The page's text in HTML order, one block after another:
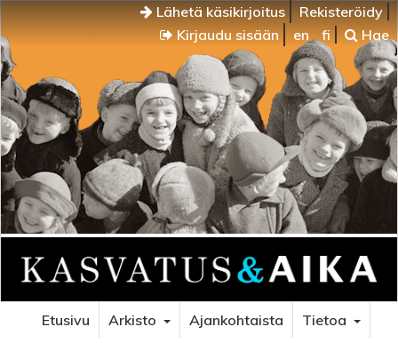
Lähetä käsikirjoitus
Rekisteröidy
Kirjaudu sisään
en fi Hae
Etusivu Arkisto Ajankohtaista
Tietoa